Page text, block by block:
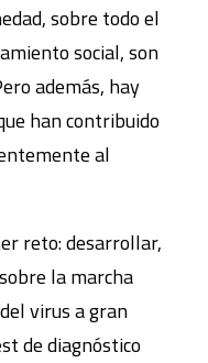
sobre todo el
social, son
además, hay
han contribuido
al
reto: desarrollar,
la marcha
virus a gran
de diagnóstico